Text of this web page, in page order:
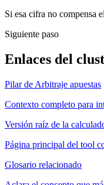
Si esa cifra no compensa
Siguiente paso
Enlaces del
Pilar de Arbitraje apuestas
Contexto completo para
Versión raíz de la
Página principal del tool
Glosario relacionado